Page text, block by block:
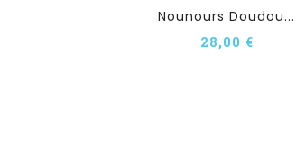
Nounours Doudou...
28,00 €